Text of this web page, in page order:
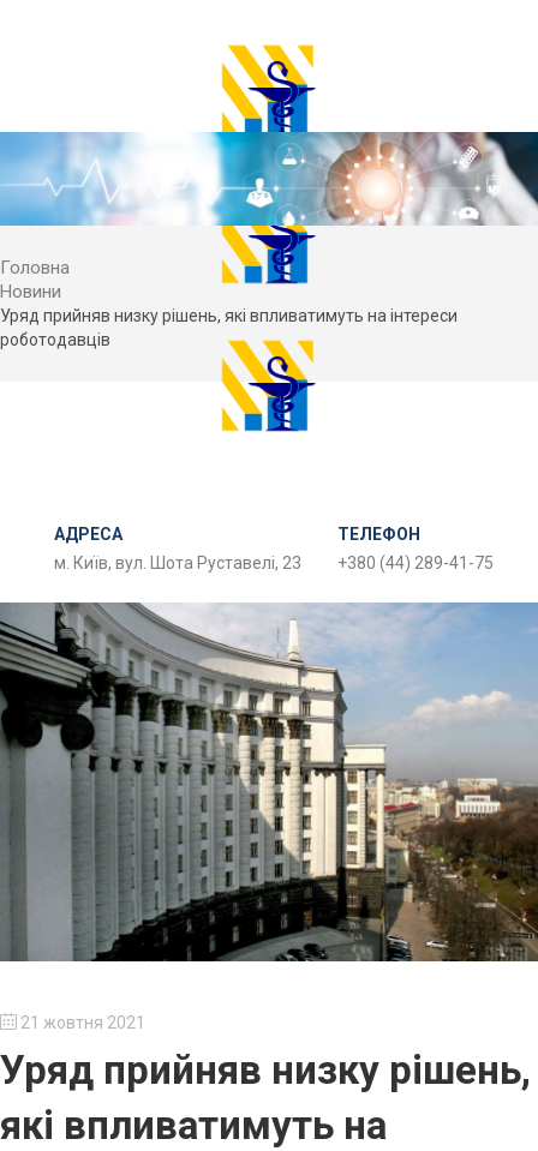
АДРЕСА
м. Київ, вул. Шота Руставелі, 23
ТЕЛЕФОН
+380 (44) 289-41-75
Головна
Новини
Уряд прийняв низку рішень, які впливатимуть на інтереси
роботодавців
21 жовтня 2021
Уряд прийняв низку рішень,
які впливатимуть на